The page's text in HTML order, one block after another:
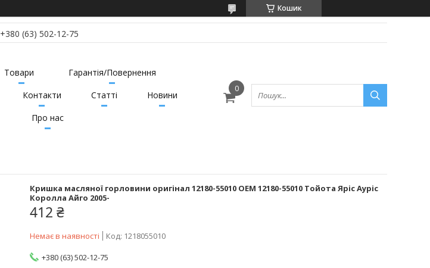
Кошик
+380 (63) 502-12-75
Товари
Гарантія/Повернення
Контакти Статті
Новини
Про нас
Кришка масляної горловини оригінал 12180-55010 OEM 12180-55010 Тойота Яріс Ауріс
Королла Айго 2005-
412 ₴
Немає в наявності Код: 1218055010
+380 (63) 502-12-75